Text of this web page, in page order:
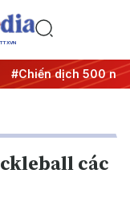
TTXVN
dịch 500 ngày
các